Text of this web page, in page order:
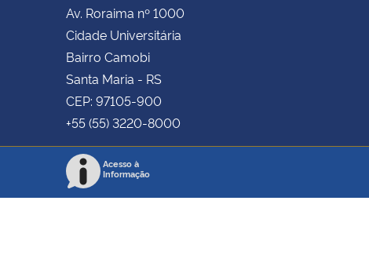
Av. Roraima nº 1000
Cidade Universitária
Bairro Camobi
Santa Maria - RS
CEP: 97105-900
+55 (55) 3220-8000
Acesso à
Informação